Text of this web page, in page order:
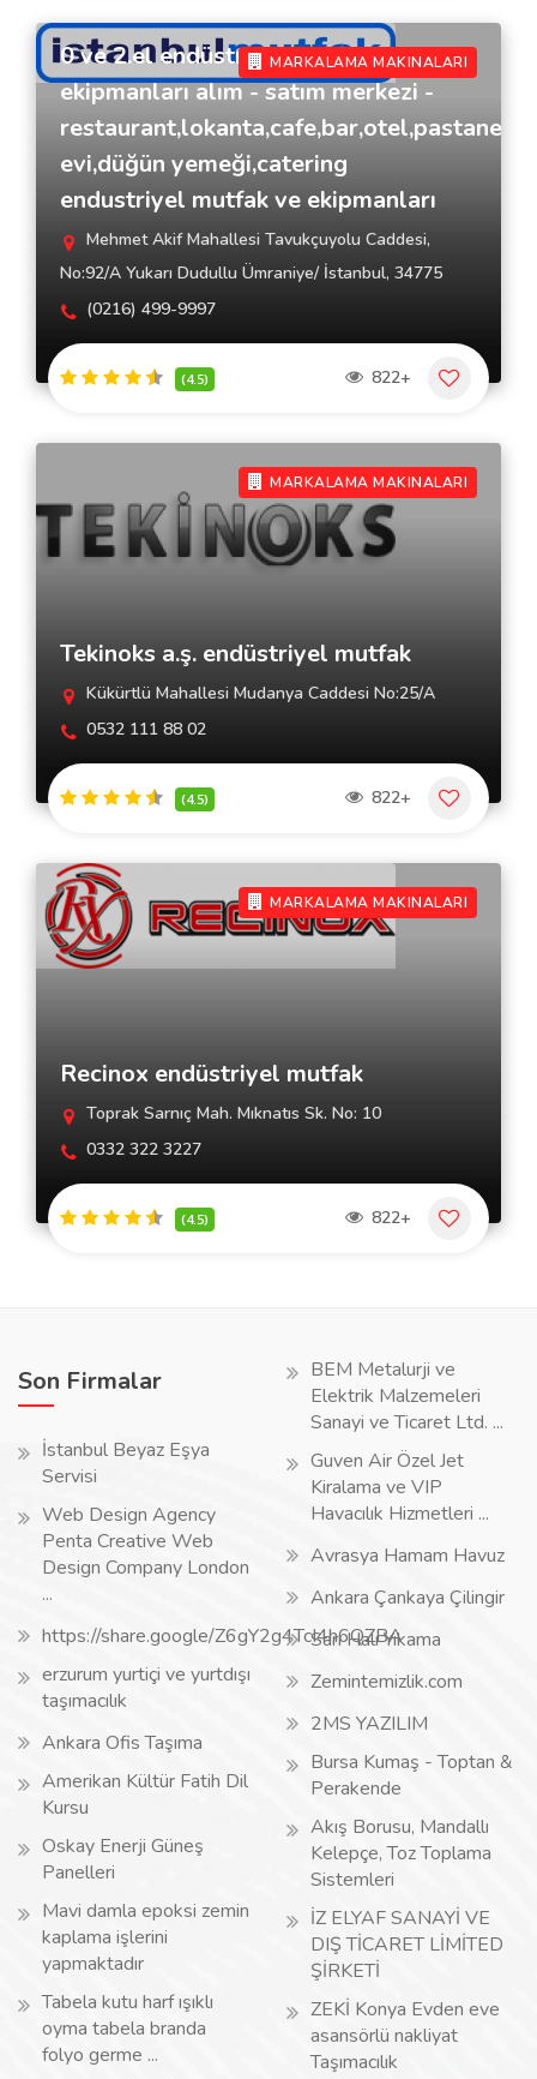
MARKALAMA MAKINALARI
0 ve 2.el endüstriyel mutfak
ekipmanları alım - satım merkezi -
evi,düğün yemeği,catering
endustriyel mutfak ve ekipmanları
Mehmet Akif Mahallesi Tavukçuyolu Caddesi,
No:92/A Yukarı Dudullu Ümraniye/ İstanbul, 34775
(0216) 499-9997
(4.5) 822+
MARKALAMA MAKINALARI
Tekinoks a.ş. endüstriyel mutfak
Kükürtlü Mahallesi Mudanya Caddesi No:25/A
0532 111 88 02
(4.5) 822+
MARKALAMA MAKINALARI
Recinox endüstriyel mutfak
Toprak Sarnıç Mah. Mıknatıs Sk. No: 10
0332 322 3227
(4.5) 822+
Son Firmalar
İstanbul Beyaz Eşya
Servisi
Web Design Agency
Penta Creative Web
Design Company London
...
https://share.google/Z6gY2g4TcI4h6QZBA
erzurum yurtiçi ve yurtdışı
taşımacılık
Ankara Ofis Taşıma
Amerikan Kültür Fatih Dil
Kursu
Oskay Enerji Güneş
Panelleri
Mavi damla epoksi zemin
kaplama işlerini
yapmaktadır
Tabela kutu harf ışıklı
oyma tabela branda
folyo germe ...
BEM Metalurji ve
Elektrik Malzemeleri
Sanayi ve Ticaret Ltd. ...
Guven Air Özel Jet
Kiralama ve VIP
Havacılık Hizmetleri ...
Avrasya Hamam Havuz
Ankara Çankaya Çilingir
Sarı Halı Yıkama
Zemintemizlik.com
2MS YAZILIM
Bursa Kumaş - Toptan &
Perakende
Akış Borusu, Mandallı
Kelepçe, Toz Toplama
Sistemleri
İZ ELYAF SANAYİ VE
DIŞ TİCARET LİMİTED
ŞİRKETİ
ZEKİ Konya Evden eve
asansörlü nakliyat
Taşımacılık